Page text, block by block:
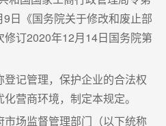
《国务院关于修改和废止部
订2020年12月14日国务院第
记管理，保护企业的合法权
营商环境，制定本规定。
场监督管理部门（以下统称